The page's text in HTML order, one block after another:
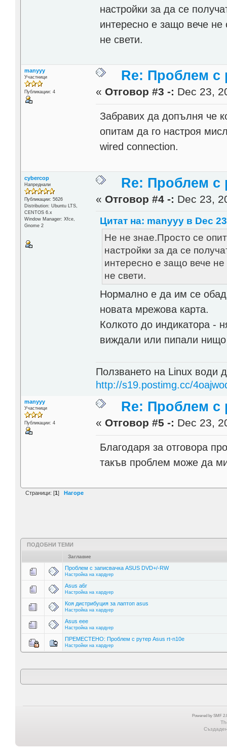
настройки за да се
интересно е защо вече не
не свети.
manyyy
Участници
Публикации: 4
Re: Проблем с
« Отговор #3 -: Dec 23,
Забравих да допълня че
опитам да го настроя
wired connection.
cybercop
Напреднали
Публикации: 5626
Distribution: Ubuntu LTS,
CENTOS 6.x
Window Manager: Xfce,
Gnome 2
Re: Проблем с
« Отговор #4 -: Dec 23,
Цитат на: manyyy в Dec
Не не знае.Просто се
настройки за да се
интересно е защо вече
не свети.
Нормално е да им се
новата мрежова карта.
Колкото до индикатора -
виждали или пипали нищо
Ползването на Linux води
http://s19.postimg.cc/
manyyy
Участници
Публикации: 4
Re: Проблем с
« Отговор #5 -: Dec 23,
Благодаря за отговора
такъв проблем може да
Страници: [1] Нагоре
ПОДОБНИ ТЕМИ
Заглавие
Проблем с записвачка ASUS DVD+/-RW
Настройка на хардуер
Asus a6r
Настройка на хардуер
Коя дистрибуция за лаптоп asus
Настройка на хардуер
Asus eee
Настройка на хардуер
ПРЕМЕСТЕНО: Проблем с рутер Asus rt-n10e
Настройки на хардуер
Powered by SMF